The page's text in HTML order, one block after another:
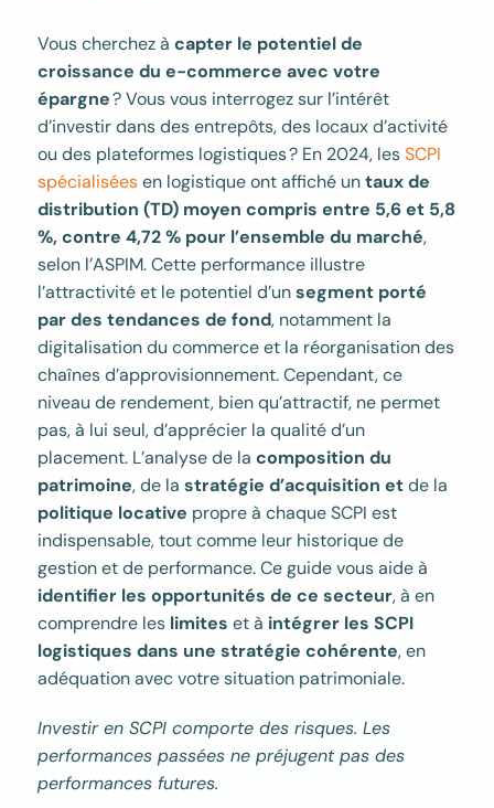
Vous cherchez à capter le potentiel de
croissance du e-commerce avec votre
épargne? Vous vous interrogez sur l’intérêt
d’investir dans des entrepôts, des locaux d’activité
ou des plateformes logistiques ? En 2024, lesSCPI
spécialiséesen logistique ont affiché untaux de
distribution (TD) moyen compris entre 5,6 et 5,8
%, contre 4,72 % pour l’ensemble du marché,
selon l’ASPIM. Cette performance illustre
l’attractivité et le potentiel d’unsegment porté
par des tendances de fond, notamment la
digitalisation du commerce et la réorganisation des
chaînes d’approvisionnement. Cependant, ce
niveau de rendement, bien qu’attractif, ne permet
pas, à lui seul, d’apprécier la qualité d’un
placement. L’analyse de la composition du
patrimoine, de la stratégie d’acquisition etde la
politique locative propre à chaque SCPI est
indispensable, tout comme leur historique de
gestion et de performance. Ce guide vous aide à
identifier les opportunités de ce secteur, à en
comprendre les limites et à intégrer les SCPI
logistiques dans une stratégie cohérente, en
adéquation avec votre situation patrimoniale.
Investir en SCPI comporte des risques. Les
performances passées ne préjugent pas des
performances futures.